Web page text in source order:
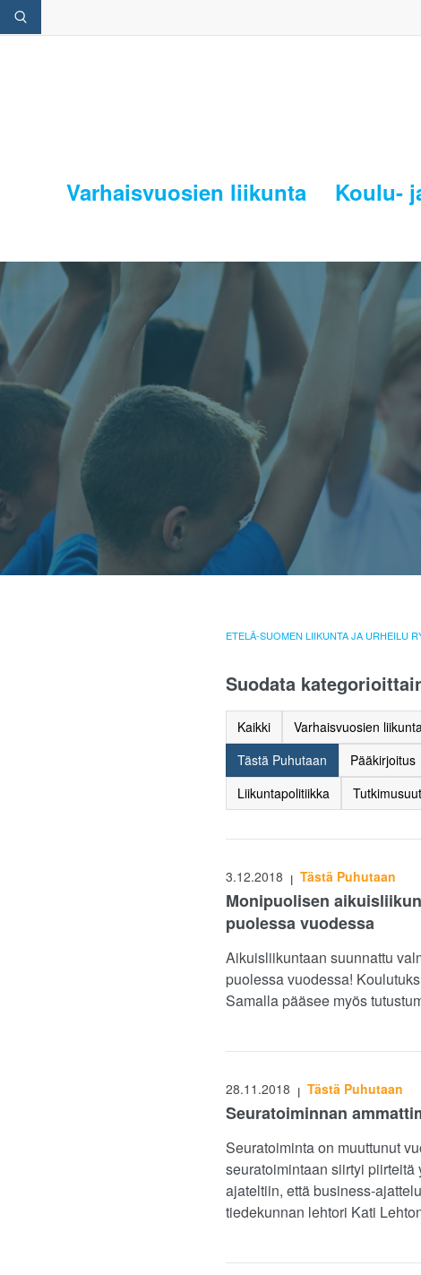
Varhaisvuosien liikunta Koulu-
ETELÄ-SUOMEN LIIKUNTA JA URHEILU
Suodata
Kaikki Varhaisvuosien
Tästä Puhutaan
Pääkirjoitus
Liikuntapolitiikka
3.12.2018 | Tästä Puhutaan
Monipuolisen
puolessa vuodessa
Aikuisliikuntaan suunnattu
puolessa vuodessa!
Samalla pääsee myös
28.11.2018 | Tästä Puhutaan
Seuratoiminnan
Seuratoiminta on muuttunut
seuratoimintaan siirtyi
ajateltiin, että business-
tiedekunnan lehtori Kati